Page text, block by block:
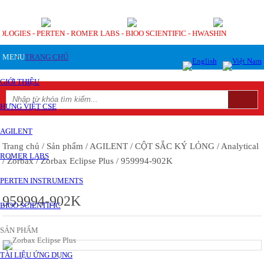
- PERTEN - ROMER LABS - BIOO SCIENTIFIC - HWASHIN
MENUTRANG CHỦ
GIỚI THIỆU
HƯNG VIỆT CSE
AGILENT
ROMER LABS
PERTEN INSTRUMENTS
BIOO SCIENTIFIC
SẢN PHẨM
TÀI LIỆU ỨNG DỤNG
Trang chủ / Sản phẩm / AGILENT / CỘT SẮC KÝ LỎNG / Analytical
/ Zorbax/ Zorbax Eclipse Plus / 959994-902K
959994-902K